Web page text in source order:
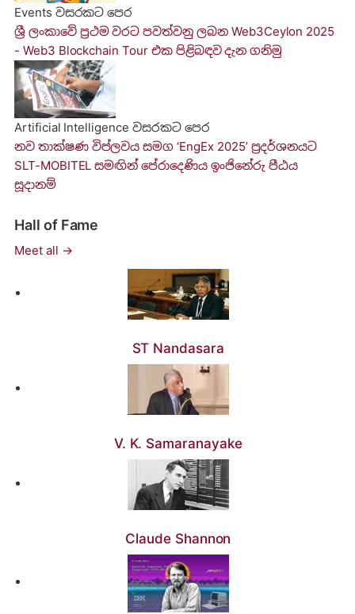
Events වසරකට පෙර
ශ්‍රී ලංකාවේ ප්‍රථම වරට පවත්වනු ලබ​න Web3Ceylon 2025
- Web3 Blockchain Tour එක පිළිබඳව දැන ගනි​මු
Artificial Intelligence වසරකට පෙර
නව තාක්ෂණ විප්ලවය සමග ‘EngEx 2025’ ප්‍රදර්ශනයට
SLT-MOBITEL සමඟින් පේරාදෙණිය ඉංජිනේරු පීඨය
සූදානම්
Hall of Fame
Meet all →
ST Nandasara
V. K. Samaranayake
Claude Shannon